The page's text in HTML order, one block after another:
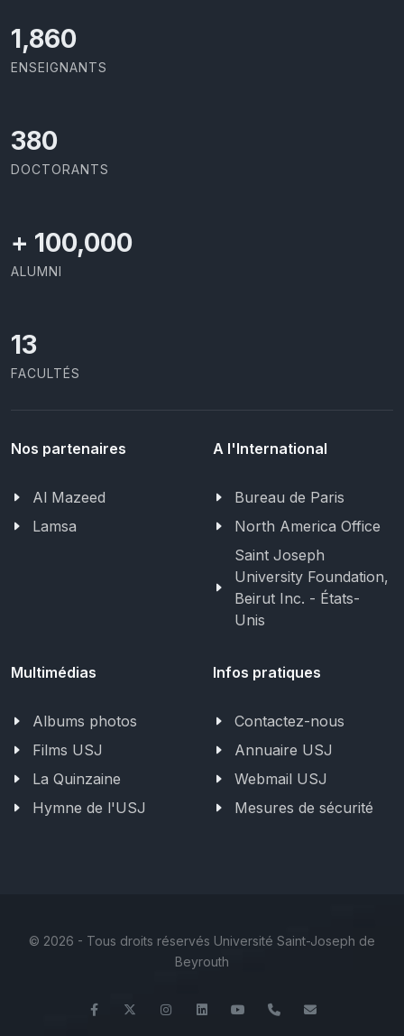
2,029
ENSEIGNANTS
414
DOCTORANTS
+ 100,000
ALUMNI
13
FACULTÉS
Nos partenaires
Al Mazeed
Lamsa
A l'International
Bureau de Paris
North America Office
Saint Joseph
University Foundation,
Beirut Inc. - États-
Unis
Multimédias
Albums photos
Films USJ
La Quinzaine
Hymne de l'USJ
Infos pratiques
Contactez-nous
Annuaire USJ
Webmail USJ
Mesures de sécurité
© 2026 - Tous droits réservés Université Saint-Joseph de
Beyrouth
FacebookTwitter InstagramLinkedInYouTube+961 (1) 421 644